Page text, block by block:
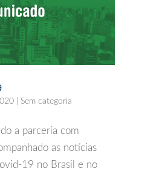
| Sem categoria
a parceria com
as notícias
19 no Brasil e no